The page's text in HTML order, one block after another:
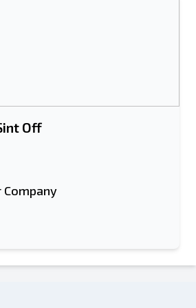
Off
Company
Enviar